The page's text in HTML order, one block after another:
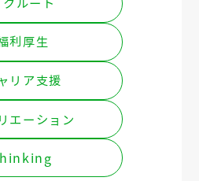
クルート
利厚生
リア支援
エーション